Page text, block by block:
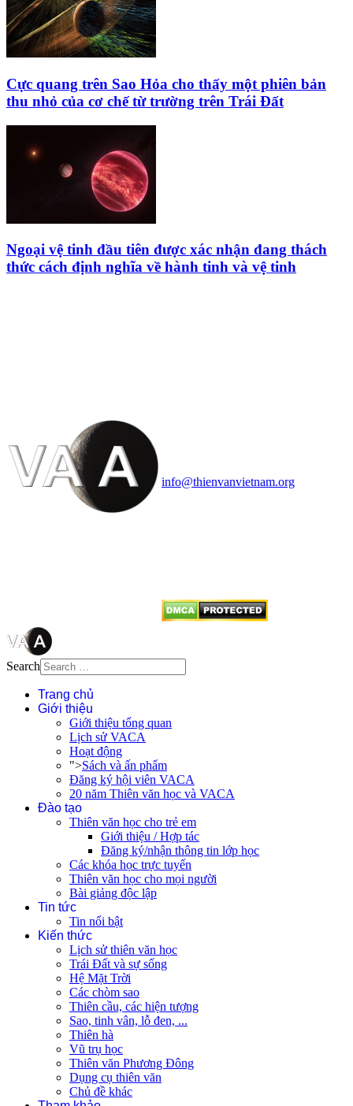
Cực quang trên Sao Hỏa cho thấy một phiên bản
thu nhỏ của cơ chế từ trường trên Trái Đất
Ngoại vệ tinh đầu tiên được xác nhận đang thách
thức cách định nghĩa về hành tinh và vệ tinh
info@thienvanvietnam.org
Search
Trang chủ
Giới thiệu
Giới thiệu tổng quan
Lịch sử VACA
Hoạt động
">Sách và ấn phẩm
Đăng ký hội viên VACA
20 năm Thiên văn học và VACA
Đào tạo
Thiên văn học cho trẻ em
Giới thiệu / Hợp tác
Đăng ký/nhận thông tin lớp học
Các khóa học trực tuyến
Thiên văn học cho mọi người
Bài giảng độc lập
Tin tức
Tin nổi bật
Kiến thức
Lịch sử thiên văn học
Trái Đất và sự sống
Hệ Mặt Trời
Các chòm sao
Thiên cầu, các hiện tượng
Sao, tinh vân, lỗ đen, ...
Thiên hà
Vũ trụ học
Thiên văn Phương Đông
Dụng cụ thiên văn
Chủ đề khác